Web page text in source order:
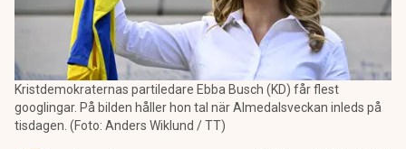
Kristdemokraternas partiledare Ebba Busch (KD) får flest
googlingar. På bilden håller hon tal när Almedalsveckan inleds på
tisdagen. (Foto: Anders Wiklund / TT)